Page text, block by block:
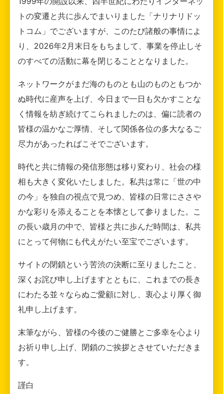
トの変遷と共に歩んでまいりました「ナリナリドッ
トコム」でございますが、このたび諸般の事情によ
り、2026年2月末日をもちまして、事業を停止しそ
のすべての活動に幕を閉じることとなりました。
ネットワークがまだ海のものとも山のものともつか
ぬ時代に産声を上げ、今日まで一日も欠かすことな
く情報を紡ぎ続けてこられましたのは、偏に読者の
皆様の温かなご厚情、そして関係各位の多大なるご
尽力があったればこそでございます。
時代と共に情報の発信形態は移り変わり、社会の様
相も大きく変化いたしました。私共は常に「世の中
の今」を独自の視点で見つめ、皆様の日常にささや
かな彩りを添えることを本懐として参りました。こ
の長い歳月の中で、皆様と共に歩んだ時間は、私共
にとって何物にも代えがたい至宝でございます。
サイトの閉鎖という苦渋の決断に至りましたこと、
深くお詫び申し上げますとともに、これまでの長き
にわたる並々ならぬご愛顧に対し、衷心より厚く御
礼申し上げます。
末筆ながら、皆様の今後のご健勝とご多幸を心より
お祈り申し上げ、閉鎖のご挨拶とさせていただきま
す。
謹白